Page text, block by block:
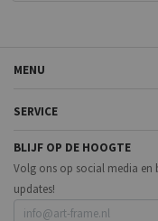
MENU
SERVICE
BLIJF OP DE HOOGTE
Volg ons op social media en
updates!